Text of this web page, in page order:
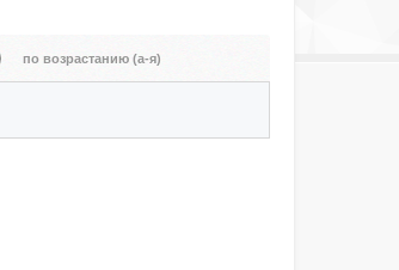
по возрастанию (а-я)